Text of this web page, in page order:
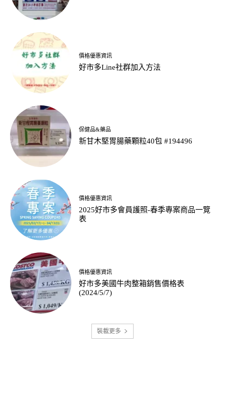
價格優惠資訊
好市多Line社群加入方法
保健品&藥品
新甘木堅胃腸藥顆粒40包 #194496
價格優惠資訊
2025好市多會員護照-春季專案商品一覽
表
價格優惠資訊
好市多美國牛肉整箱銷售價格表
(2024/5/7)
裝載更多